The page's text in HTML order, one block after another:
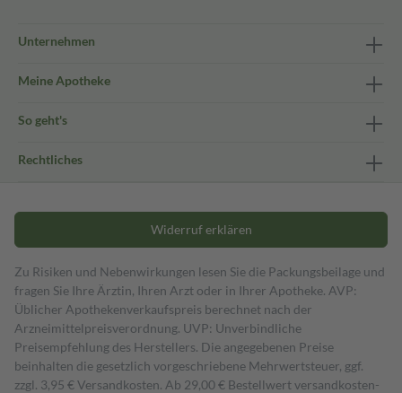
Unternehmen
Meine Apotheke
So geht's
Rechtliches
Widerruf erklären
Zu Risiken und Nebenwirkungen lesen Sie die Packungsbeilage und
fragen Sie Ihre Ärztin, Ihren Arzt oder in Ihrer Apotheke. AVP:
Üblicher Apothekenverkaufspreis berechnet nach der
Arzneimittelpreisverordnung. UVP: Unverbindliche
Preisempfehlung des Herstellers. Die angegebenen Preise
beinhalten die gesetzlich vorgeschriebene Mehrwertsteuer, ggf.
zzgl. 3,95 € Versandkosten. Ab 29,00 € Bestell­wert versand­kosten­